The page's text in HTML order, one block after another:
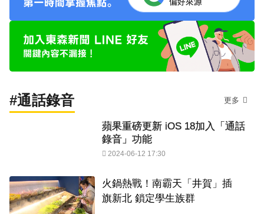
#通話錄音 更多
蘋果重磅更新 iOS 18加入「通話
錄音」功能
2024-06-12 17:30
火鍋熱戰！南霸天「井賀」插
旗新北 鎖定學生族群